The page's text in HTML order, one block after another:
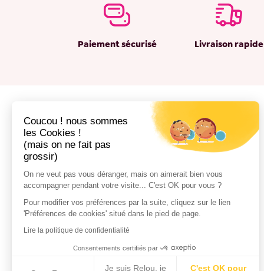
Coucou ! nous sommes
les Cookies !
(mais on ne fait pas
grossir)
On ne veut pas vous déranger, mais on aimerait bien vous
accompagner pendant votre visite... C'est OK pour vous ?
Pour modifier vos préférences par la suite, cliquez sur le lien
'Préférences de cookies' situé dans le pied de page.
Lire la politique de confidentialité
Consentements certifiés par
Je suis Relou, je C'est OK pour
Paiement sécurisé Livraison rapide